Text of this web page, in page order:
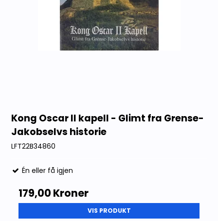
Kong Oscar II kapell - Glimt fra Grense-
Jakobselvs historie
LFT22B34860
Én eller få igjen
179,00 Kroner
VIS PRODUKT